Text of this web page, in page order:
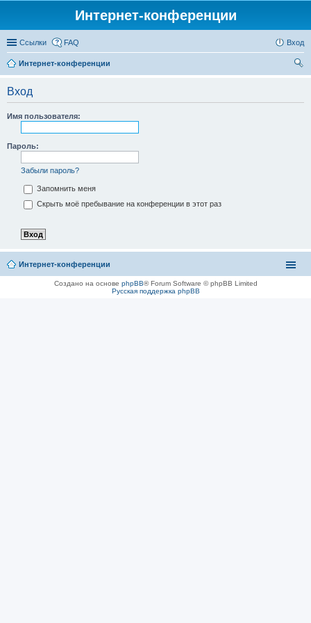
Интернет-конференции
Ссылки FAQ Вход
Интернет-конференции
Вход
Имя пользователя:
Пароль:
Забыли пароль?
Запомнить меня
Скрыть моё пребывание на конференции в этот раз
Интернет-конференции
Создано на основе phpBB® Forum Software © phpBB Limited
Русская поддержка phpBB